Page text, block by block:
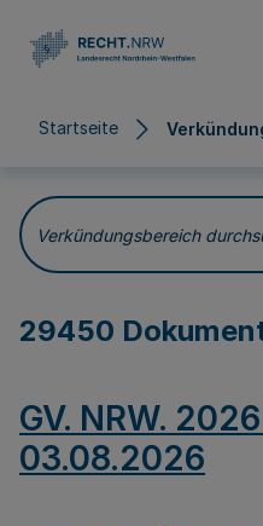
Startseite
Verkündungsbereich
29450
GV. NRW.
03.08.2026